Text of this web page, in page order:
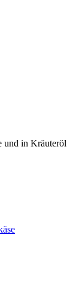
und in Kräuteröl